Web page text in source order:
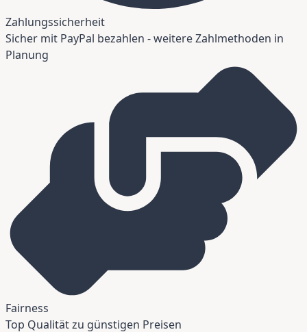
Zahlungssicherheit
Sicher mit PayPal bezahlen - weitere Zahlmethoden in
Planung
Fairness
Top Qualität zu günstigen Preisen